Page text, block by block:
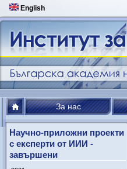
English
За нас
Научно-приложни проекти
с експерти от ИИИ -
завършени